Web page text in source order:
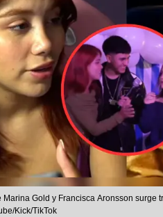
Marina Gold y Francisca Aronsson surge
Kick/TikTok